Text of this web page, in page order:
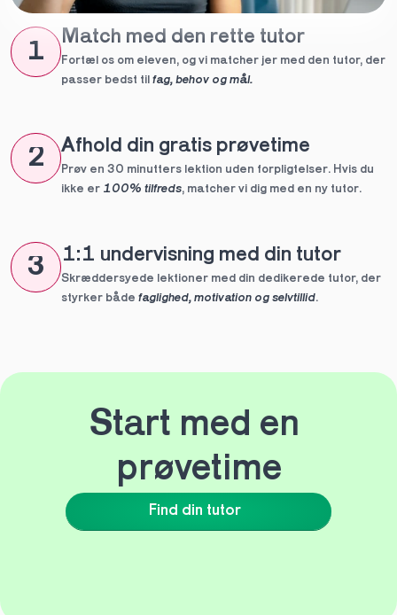
1
Match med den rette tutor
Fortæl os om eleven, og vi matcher jer med den tutor, der
passer bedst til fag, behov og mål.
2 Afhold din gratis prøvetime
Prøv en 30 minutters lektion uden forpligtelser. Hvis du
ikke er 100% tilfreds, matcher vi dig med en ny tutor.
3 1:1 undervisning med din tutor
Skræddersyede lektioner med din dedikerede tutor, der
styrker både faglighed, motivation og selvtillid.
Find din tutor
Start med en
prøvetime